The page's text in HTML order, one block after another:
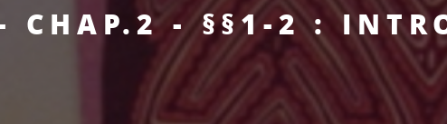
CHAP.2 - §§1-2 :